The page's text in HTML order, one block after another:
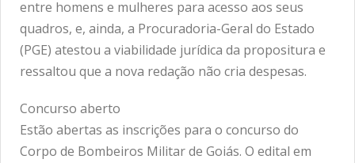
entre homens e mulheres para acesso aos seus
quadros, e, ainda, a Procuradoria-Geral do Estado
(PGE) atestou a viabilidade jurídica da propositura e
ressaltou que a nova redação não cria despesas.
Concurso aberto
Estão abertas as inscrições para o concurso do
Corpo de Bombeiros Militar de Goiás. O edital em